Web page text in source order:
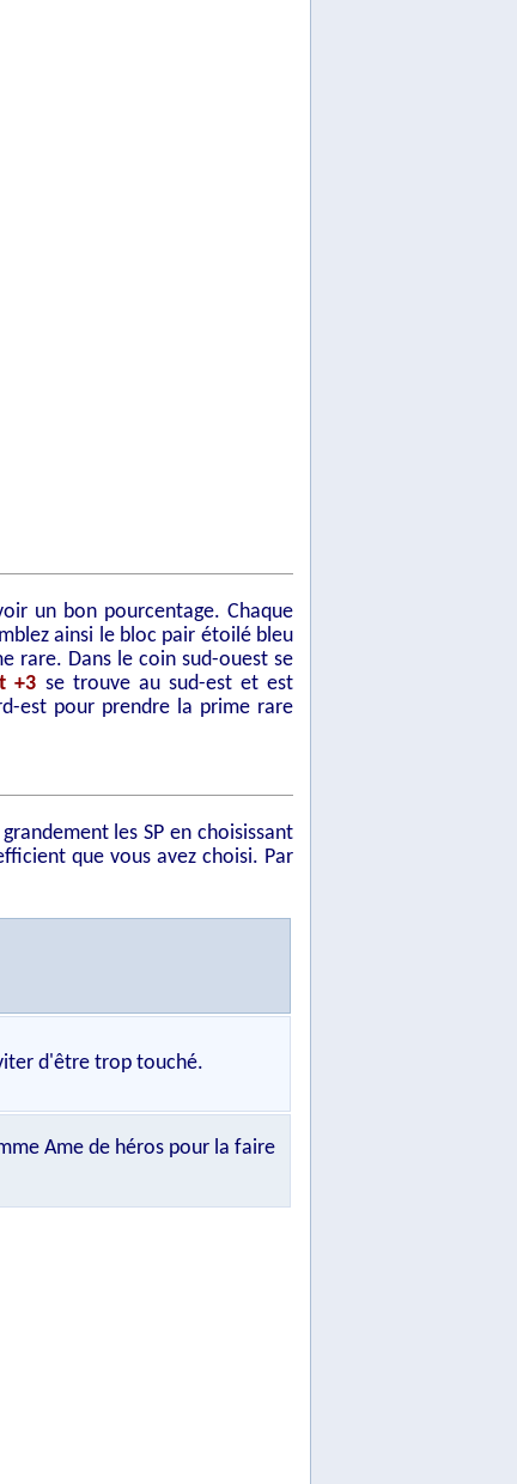
un bon pourcentage. Chaque
ainsi le bloc pair étoilé bleu
rare. Dans le coin sud-ouest se
+3 se trouve au sud-est et est
est pour prendre la prime rare
les SP en choisissant
que vous avez choisi. Par
d'être trop touché.
Ame de héros pour la faire